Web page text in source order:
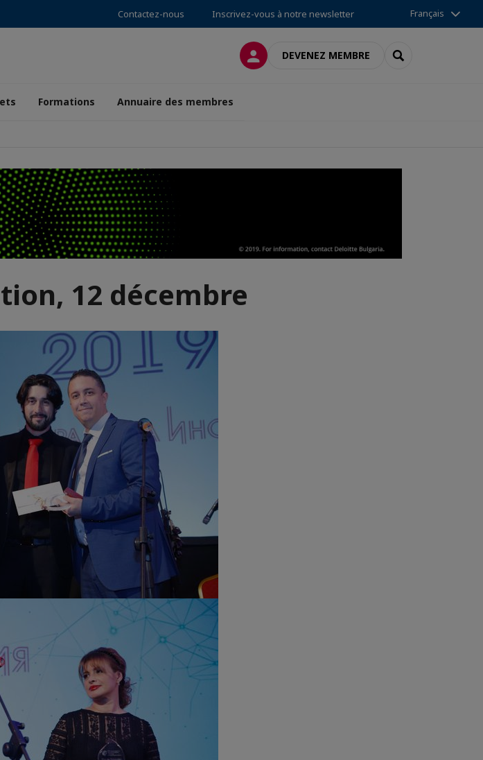
Contactez-nous Inscrivez-vous à notre newsletter Français
CONNEXIONDEVENEZ MEMBRE RECHERCHER
Formations Annuaire des membres
12 décembre